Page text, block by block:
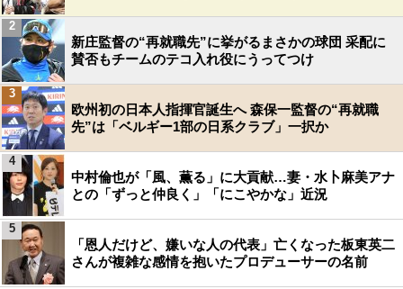
新庄監督の“再就職先”に挙がるまさかの球団 采配に
賛否もチームのテコ入れ役にうってつけ
2
欧州初の日本人指揮官誕生へ 森保一監督の“再就職
先”は「ベルギー1部の日系クラブ」一択か
3
中村倫也が「風、薫る」に大貢献…妻・水卜麻美アナ
との「ずっと仲良く」「にこやかな」近況
4
「恩人だけど、嫌いな人の代表」亡くなった板東英二
さんが複雑な感情を抱いたプロデューサーの名前
5